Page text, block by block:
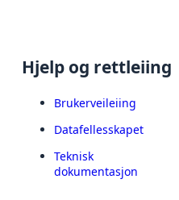
Hjelp og rettleiing
Brukerveileiing
Datafellesskapet
Teknisk
dokumentasjon